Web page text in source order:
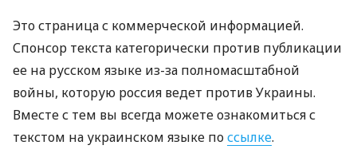
Это страница с коммерческой информацией.
Спонсор текста категорически против публикации
ее на русском языке из-за полномасштабной
войны, которую россия ведет против Украины.
Вместе с тем вы всегда можете ознакомиться с
текстом на украинском языке поссылке.